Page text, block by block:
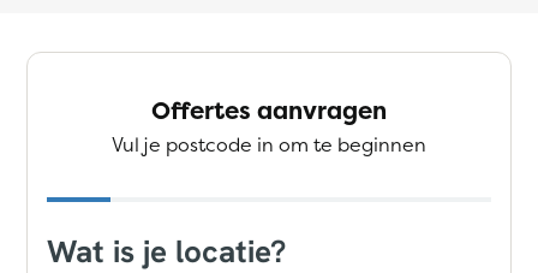
Offertes aanvragen
Vul je postcode in om te beginnen